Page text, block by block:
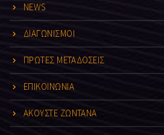
NEWS
ΔΙΑΓΩΝΙΣΜΟΙ
ΠΡΩΤΕΣ ΜΕΤΑΔΟΣΕΙΣ
ΕΠΙΚΟΙΝΩΝΙΑ
ΑΚΟΥΣΤΕ ΖΩΝΤΑΝΑ